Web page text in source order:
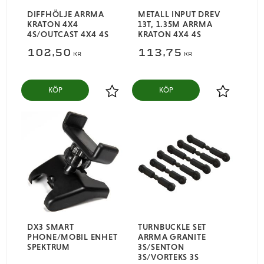
DIFFHÖLJE ARRMA
KRATON 4X4
4S/OUTCAST 4X4 4S
102,50 KR
Lägg till i favoriter
KÖP
METALL INPUT DREV
13T, 1.35M ARRMA
KRATON 4X4 4S
113,75 KR
Lägg till i
KÖP
DX3 SMART
PHONE/MOBIL ENHET
SPEKTRUM
TURNBUCKLE SET
ARRMA GRANITE
3S/SENTON
3S/VORTEKS 3S